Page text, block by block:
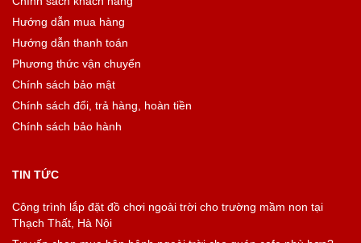
Hướng dẫn mua hàng
Hướng dẫn thanh toán
Phương thức vận chuyển
Chính sách bảo mật
Chính sách đổi, trả hàng, hoàn tiền
Chính sách bảo hành
TIN TỨC
Công trình lắp đặt đồ chơi ngoài trời cho trường mầm non tại
Thạch Thất, Hà Nội